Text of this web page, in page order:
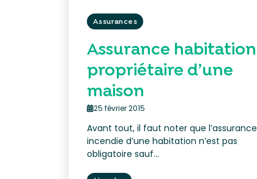
Assurances
Assurance habitation
propriétaire d’une
maison
25 février 2015
Avant tout, il faut noter que l’assurance
incendie d’une habitation n’est pas
obligatoire sauf...